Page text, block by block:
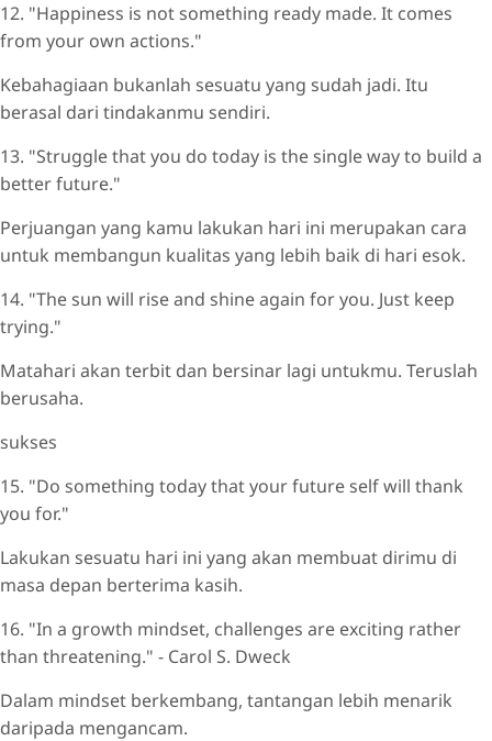
12. "Happiness is not something ready made. It comes
from your own actions."
Kebahagiaan bukanlah sesuatu yang sudah jadi. Itu
berasal dari tindakanmu sendiri.
13. "Struggle that you do today is the single way to build a
better future."
Perjuangan yang kamu lakukan hari ini merupakan cara
untuk membangun kualitas yang lebih baik di hari esok.
14. "The sun will rise and shine again for you. Just keep
trying."
Matahari akan terbit dan bersinar lagi untukmu. Teruslah
berusaha.
sukses
15. "Do something today that your future self will thank
you for."
Lakukan sesuatu hari ini yang akan membuat dirimu di
masa depan berterima kasih.
16. "In a growth mindset, challenges are exciting rather
than threatening." - Carol S. Dweck
Dalam mindset berkembang, tantangan lebih menarik
daripada mengancam.